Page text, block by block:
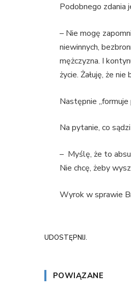
Podobnego zdania
– Nie mogę
niewinnych,
mężczyzna. I
życie. Żałuję, że
Następnie
Na pytanie, co
– Myślę, że to
Nie chcę, żeby
Wyrok w sprawie
UDOSTĘPNIJ.
POWIĄZANE